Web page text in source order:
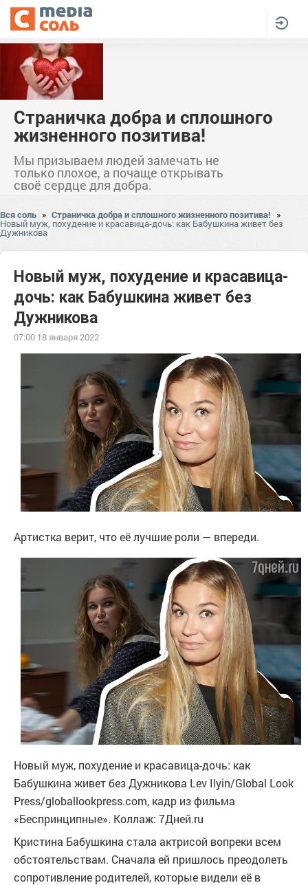
Страничка добра и сплошного
жизненного позитива!
Мы призываем людей замечать не
только плохое, а почаще открывать
своё сердце для добра.
Вся соль » Страничка добра и сплошного жизненного позитива! »
Новый муж, похудение и красавица-дочь: как Бабушкина живет без
Дужникова
Новый муж, похудение и красавица-
дочь: как Бабушкина живет без
Дужникова
07:00 18 января 2022
Артистка верит, что её лучшие роли — впереди.
Новый муж, похудение и красавица-дочь: как
Бабушкина живет без Дужникова Lev Ilyin/Global Look
Press/globallookpress.com, кадр из фильма
«Беспринципные». Коллаж: 7Дней.ru
Кристина Бабушкина стала актрисой вопреки всем
обстоятельствам. Сначала ей пришлось преодолеть
сопротивление родителей, которые видели её в